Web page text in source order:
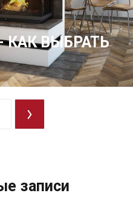
КАК ВЫБРАТЬ
>
записи